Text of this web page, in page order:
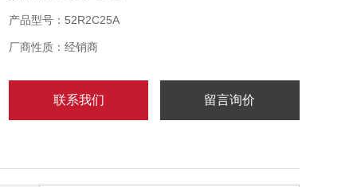
产品型号：52R2C25A
厂商性质：经销商
联系我们 留言询价